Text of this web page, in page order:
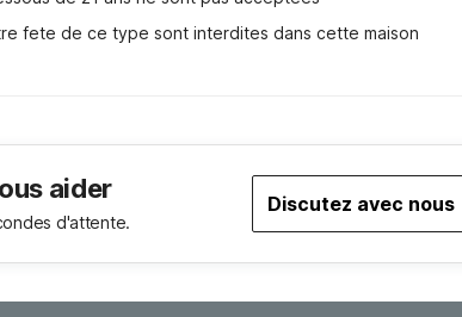
fete de ce type sont interdites dans cette maison
aider
d'attente.
Discutez avec nous